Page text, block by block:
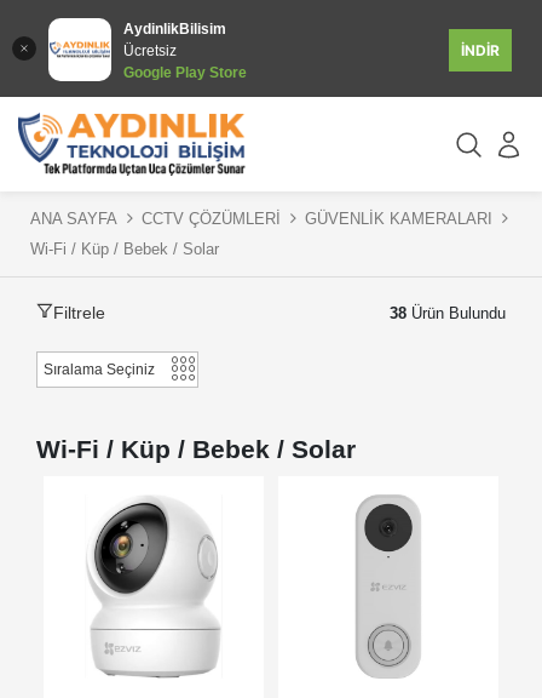
AydinlikBilisim
Ücretsiz
Google Play Store
İNDİR
ANA SAYFA CCTV ÇÖZÜMLERİ
GÜVENLİK KAMERALARI
Wi-Fi / Küp / Bebek / Solar
Filtrele 38 Ürün Bulundu
Wi-Fi / Küp / Bebek / Solar